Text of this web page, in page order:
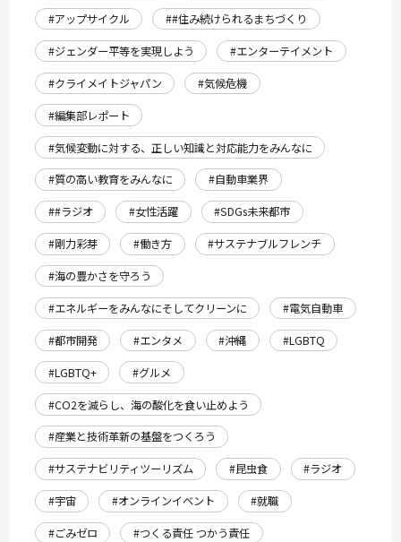
#アップサイクル
##住み続けられるまちづくり
#ジェンダー平等を実現しよう
#エンターテイメント
#クライメイトジャパン
#気候危機
#編集部レポート
#気候変動に対する、正しい知識と対応能力をみんなに
#質の高い教育をみんなに
#自動車業界
##ラジオ
#女性活躍
#SDGs未来都市
#剛力彩芽
#働き方
#サステナブルフレンチ
#海の豊かさを守ろう
#エネルギーをみんなにそしてクリーンに
#電気自動車
#都市開発
#エンタメ #沖縄
#LGBTQ
#LGBTQ+
#グルメ
#CO2を減らし、海の酸化を食い止めよう
#産業と技術革新の基盤をつくろう
#サステナビリティツーリズム
#昆虫食
#ラジオ
#宇宙
#オンラインイベント
#就職
#ごみゼロ
#つくる責任 つかう責任